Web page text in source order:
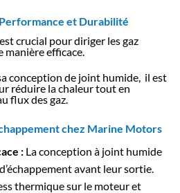
et Durabilité
crucial pour diriger les gaz
manière efficace.
conception de joint humide, il est
réduire la chaleur tout en
flux des gaz.
chez Marine Motors
:La conception à joint humide
avant leur sortie.
thermique sur le moteur et